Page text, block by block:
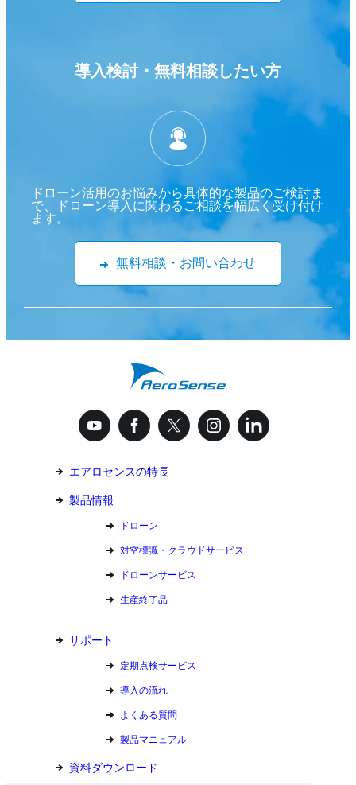
導入検討・ 無料相談したい方
ドローン活用のお悩みから具体的な製品のご検討ま
で、ドローン導入に関わるご相談を幅広く受け付け
ます。
無料相談・お問い合わせ
エアロセンスの特長
製品情報
ドローン
対空標識・クラウドサービス
ドローンサービス
生産終了品
サポート
定期点検サービス
導入の流れ
よくある質問
製品マニュアル
資料ダウンロード